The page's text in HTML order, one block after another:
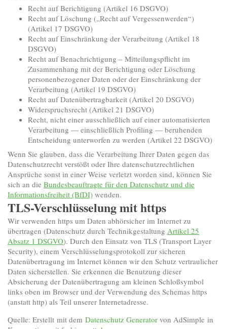
Recht auf Berichtigung (Artikel 16 DSGVO)
Recht auf Löschung („Recht auf Vergessenwerden“)
(Artikel 17 DSGVO)
Recht auf Einschränkung der Verarbeitung (Artikel 18
DSGVO)
Recht auf Benachrichtigung – Mitteilungspflicht im
Zusammenhang mit der Berichtigung oder Löschung
personenbezogener Daten oder der Einschränkung der
Verarbeitung (Artikel 19 DSGVO)
Recht auf Datenübertragbarkeit (Artikel 20 DSGVO)
Widerspruchsrecht (Artikel 21 DSGVO)
Recht, nicht einer ausschließlich auf einer automatisierten
Verarbeitung — einschließlich Profiling — beruhenden
Entscheidung unterworfen zu werden (Artikel 22 DSGVO)
Wenn Sie glauben, dass die Verarbeitung Ihrer Daten gegen das
Datenschutzrecht verstößt oder Ihre datenschutzrechtlichen
Ansprüche sonst in einer Weise verletzt worden sind, können Sie
sich an die Bundesbeauftragte für den Datenschutz und die
Informationsfreiheit (BfDI) wenden.
TLS-Verschlüsselung mit https
Wir verwenden https um Daten abhörsicher im Internet zu
übertragen (Datenschutz durch Technikgestaltung Artikel 25
Absatz 1 DSGVO). Durch den Einsatz von TLS (Transport Layer
Security), einem Verschlüsselungsprotokoll zur sicheren
Datenübertragung im Internet können wir den Schutz vertraulicher
Daten sicherstellen. Sie erkennen die Benutzung dieser
Absicherung der Datenübertragung am kleinen Schloßsymbol
links oben im Browser und der Verwendung des Schemas https
(anstatt http) als Teil unserer Internetadresse.
Quelle: Erstellt mit dem Datenschutz Generator von AdSimple in